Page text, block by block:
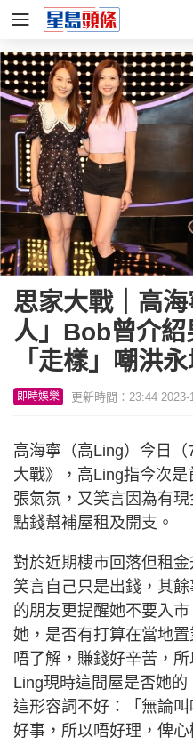
思家大戰｜高
人」Bob曾介
「走樣」嘲洪
即時娛樂 更新時間：23:44 2023-
高海寧（高Ling）今日
大戰》，高Ling指今次
張氣氛，又笑言因為有
點錢幫補屋租及開支。
對於近期樓市回落但租
笑言自己只是出錢，其
的朋友更提醒她不要入
她，是否有打算在當地
唔了解，賺錢好辛苦，
Ling現時這間屋是否她
這形容詞不好：「無論
好事，所以唔好理，俾